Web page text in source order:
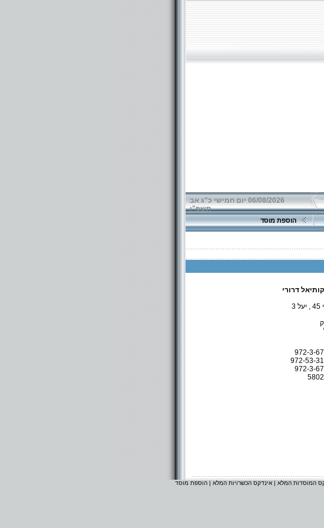
06/08/2026 יום חמישי כ"ג אב
תשפ"ו
הוספת מוסד
דרורי
972-3-
972-53-
972-3-
המוסדות המלא | אינדקס הכשרויות המלא | הוספת מוסד